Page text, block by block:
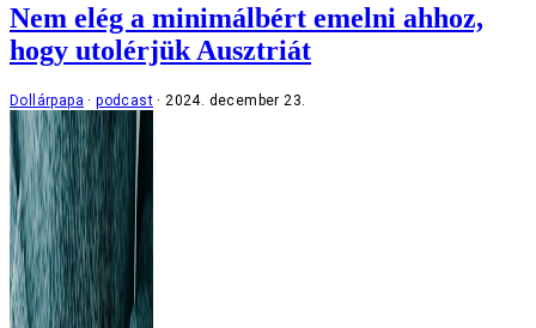
Nem elég a minimálbért emelni ahhoz,
hogy utolérjük Ausztriát
Dollárpapa podcast 2024. december 23.